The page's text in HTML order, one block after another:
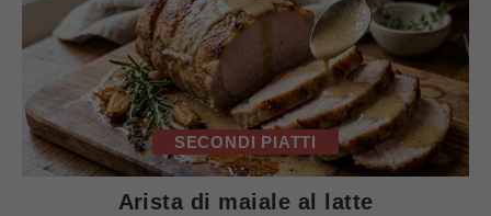
SECONDI PIATTI
Arista di maiale al latte